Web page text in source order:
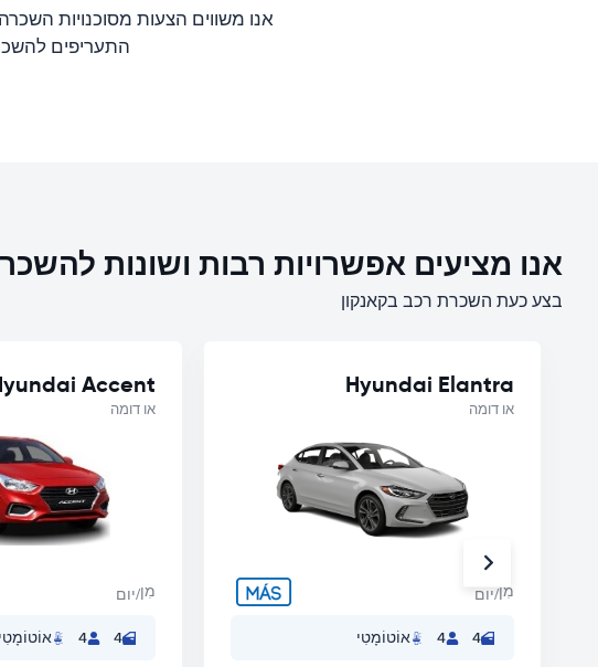
אנו משווים הצעות מסוכנויות
התעריפים להשכרת
אנו מציעים אפשרויות רבות ושונות
בצע כעת השכרת רכב בקאנקון
Hyundai Elantra
או דומה
מִן/יום
4
4 אוֹטוֹמָטִי
Accent
או דומה
מִן/יום
4
4 אוֹטוֹמָטִי